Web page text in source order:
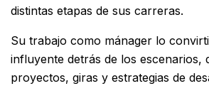
distintas etapas de sus carreras.
Su trabajo como mánager lo
influyente detrás de los escenarios,
proyectos, giras y estrategias de